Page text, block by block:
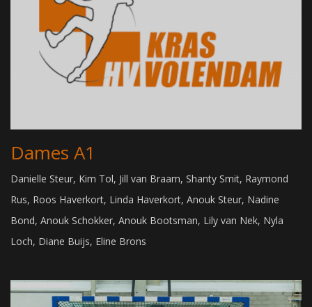
Dames A1
Danielle Steur, Kim Tol, Jill van Braam, Shanty Smit, Raymond
Rus, Roos Haverkort, Linda Haverkort, Anouk Steur, Nadine
Bond, Anouk Schokker, Anouk Bootsman, Lily van Nek, Nyla
Loch, Diane Buijs, Eline Brons